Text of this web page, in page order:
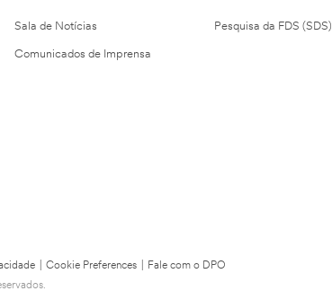
Sala de Notícias
Comunicados de Imprensa
Pesquisa da FDS (SDS)
Cookie Preferences
Fale com o DPO